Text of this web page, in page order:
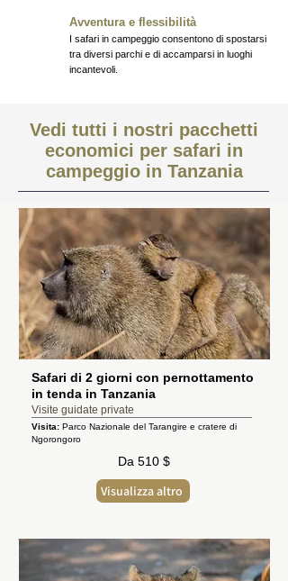
Avventura e flessibilità
I safari in campeggio consentono di spostarsi
tra diversi parchi e di accamparsi in luoghi
incantevoli.
Vedi tutti i nostri pacchetti
economici per safari in
campeggio in Tanzania
Safari di 2 giorni con pernottamento
in tenda in Tanzania
Visite guidate private
Visita: Parco Nazionale del Tarangire e cratere di
Ngorongoro
Da 510 $
Visualizza altro